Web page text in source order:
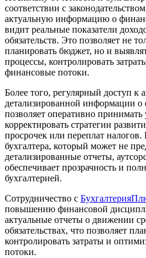
соответствии с
актуальную информацию о
видит реальные показатели
обязательств. Это позволяет не
планировать бюджет, но и
процессы, контролировать
финансовые потоки.
Более того, регулярный доступ к
детализированной информации
позволяет оперативно
корректировать стратегии
просрочек или переплат
бухгалтера, который может не
детализированные отчеты,
обеспечивает прозрачность и
бухгалтерией.
Сотрудничество с
повышению финансовой
актуальные отчеты о движении
обязательствах, что позволяет
контролировать затраты и
потоки.